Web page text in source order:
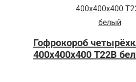
Гофрокороб
400х400х400 Т22В